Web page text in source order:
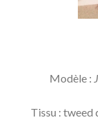
Modèle :
Tissu : tweed